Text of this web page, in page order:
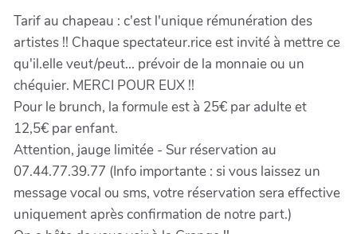
Tarif au chapeau : c'est l'unique rémunération des
artistes !! Chaque spectateur.rice est invité à mettre ce
qu'il.elle veut/peut... prévoir de la monnaie ou un
chéquier. MERCI POUR EUX !!
Pour le brunch, la formule est à 25€ par adulte et
12,5€ par enfant.
Attention, jauge limitée - Sur réservation au
07.44.77.39.77 (Info importante : si vous laissez un
message vocal ou sms, votre réservation sera effective
uniquement après confirmation de notre part.)